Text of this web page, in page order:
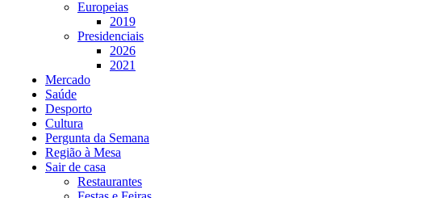
Europeias
2019
Presidenciais
2026
2021
Mercado
Saúde
Desporto
Cultura
Pergunta da Semana
Região à Mesa
Sair de casa
Restaurantes